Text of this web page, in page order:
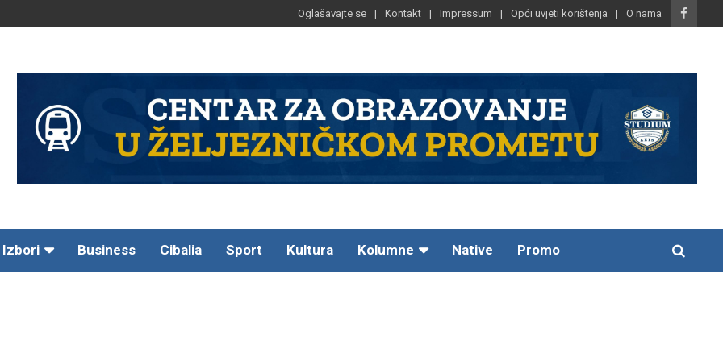
Oglašavajte se Kontakt Impressum Opći uvjeti korištenja O nama
Izbori Business Cibalia Sport Kultura Kolumne Native Promo